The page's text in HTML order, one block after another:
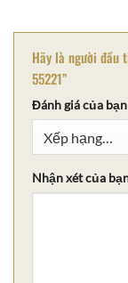
Hãy là người đầu
55221”
Đánh giá của bạn
Nhận xét của